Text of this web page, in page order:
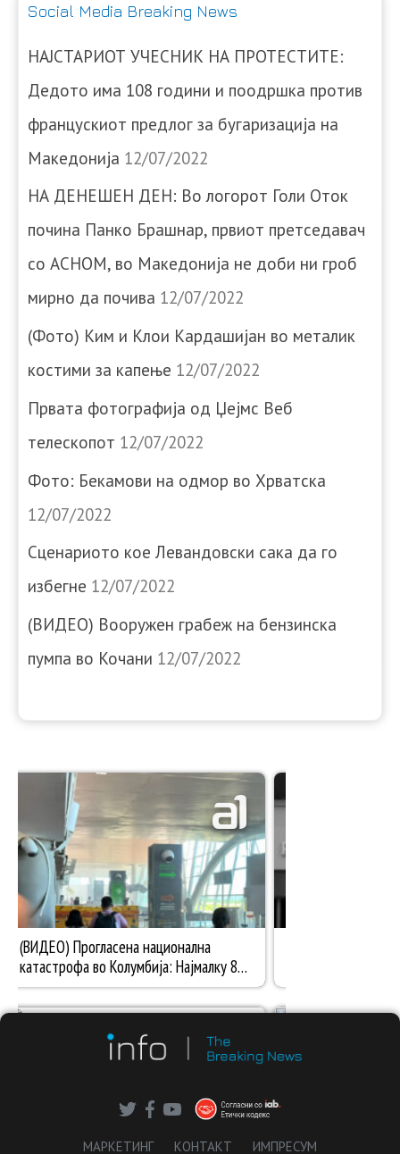
Social Media Breaking News
НАЈСТАРИОТ УЧЕСНИК НА ПРОТЕСТИТЕ:
Дедото има 108 години и поодршка против
францускиот предлог за бугаризација на
Македонија 12/07/2022
НА ДЕНЕШЕН ДЕН: Во логорот Голи Оток
почина Панко Брашнар, првиот претседавач
со АСНОМ, во Македонија не доби ни гроб
мирно да почива 12/07/2022
(Фото) Ким и Клои Кардашијан во металик
костими за капење 12/07/2022
Првата фотографија од Џејмс Веб
телескопот 12/07/2022
Фото: Бекамови на одмор во Хрватска
12/07/2022
Сценариото кое Левандовски сака да го
избегне 12/07/2022
(ВИДЕО) Вооружен грабеж на бензинска
пумпа во Кочани 12/07/2022
МАРКЕТИНГ КОНТАКТ ИМПРЕСУМ